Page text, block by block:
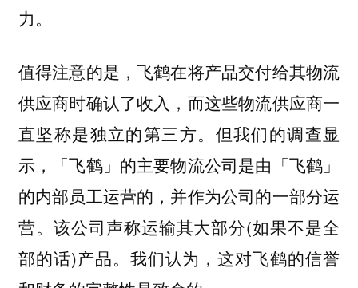
力。
值得注意的是，飞鹤在将产品交付给其物流
供应商时确认了收入，而这些物流供应商一
直坚称是独立的第三方。但我们的调查显
示，「飞鹤」的主要物流公司是由「飞鹤」
的内部员工运营的，并作为公司的一部分运
营。该公司声称运输其大部分(如果不是全
部的话)产品。我们认为，这对飞鹤的信誉